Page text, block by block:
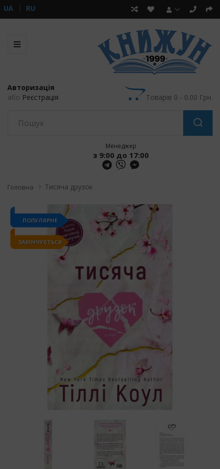
RU
UA
Авторизація
або Реєстрація Товарів 0 - 0.00 Грн.
Менеджер
з 9:00 до 17:00
Головна Тисяча друзок
ПОПУЛЯРНЕ
ЗАКІНЧУЄТЬСЯ